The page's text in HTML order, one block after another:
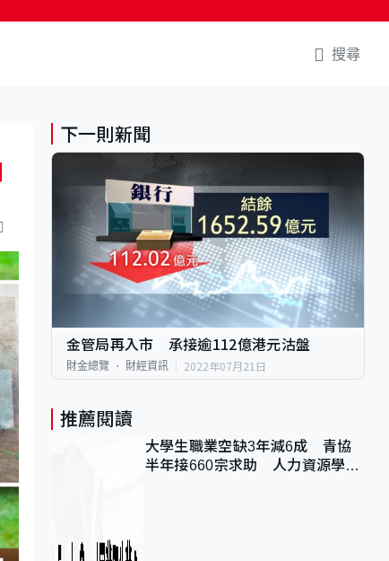
搜尋
下一則新聞
金管局再入市 承接逾112億港元沽盤
財金總覽 財經資訊 2022年07月21日
推薦閱讀
大學生職業空缺3年減6成 青協
半年接660宗求助 人力資源學